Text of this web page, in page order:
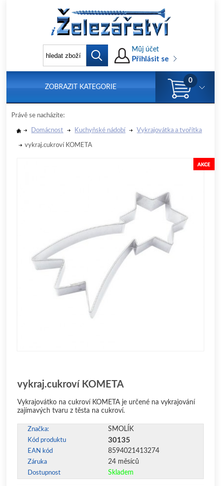
Můj účet
Přihlásit se
ZOBRAZIT KATEGORIE
0
Právě se nacházíte:
Domácnost Kuchyňské nádobí Vykrajovátka a tvořítka
vykraj.cukroví KOMETA
vykraj.cukroví KOMETA
Vykrajovátko na cukroví KOMETA je určené na vykrajování
zajímavých tvaru z těsta na cukroví.
Značka: SMOLÍK
Kód produktu 30135
EAN kód 8594021413274
Záruka 24 měsíců
Dostupnost Skladem